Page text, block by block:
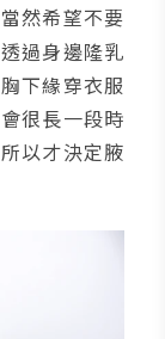
當然希望不要
過身邊隆乳
下緣穿衣服
很長一段時
以才決定腋